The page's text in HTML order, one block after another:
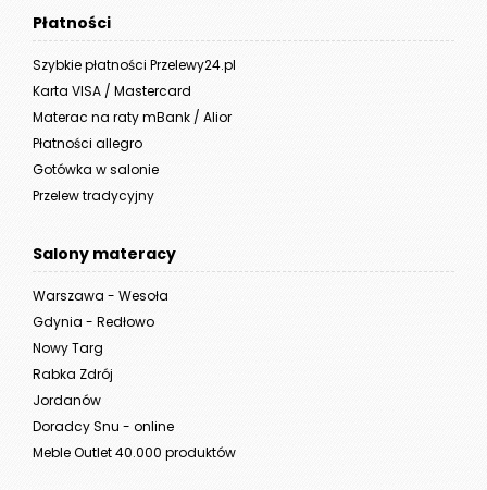
Płatności
Szybkie płatności Przelewy24.pl
Karta VISA / Mastercard
Materac na raty mBank / Alior
Płatności allegro
Gotówka w salonie
Przelew tradycyjny
Salony materacy
Warszawa - Wesoła
Gdynia - Redłowo
Nowy Targ
Rabka Zdrój
Jordanów
Doradcy Snu - online
Meble Outlet 40.000 produktów